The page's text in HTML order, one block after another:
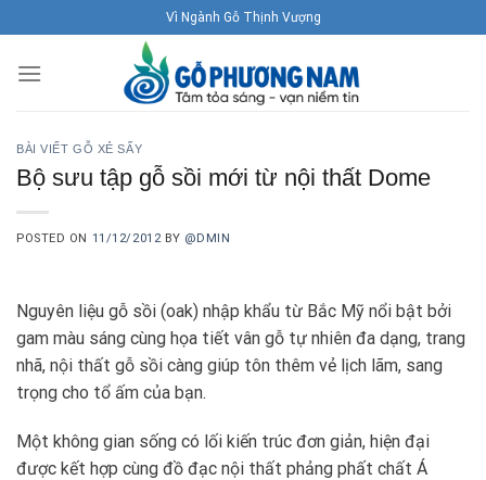
to
content
Vì Ngành Gỗ Thịnh Vượng
BÀI VIẾT GỖ XẺ SẤY
Bộ sưu tập gỗ sồi mới từ nội thất Dome
POSTED ON 11/12/2012 BY @DMIN
Nguyên liệu gỗ sồi (oak) nhập khẩu từ Bắc Mỹ nổi bật bởi
gam màu sáng cùng họa tiết vân gỗ tự nhiên đa dạng, trang
nhã, nội thất gỗ sồi càng giúp tôn thêm vẻ lịch lãm, sang
trọng cho tổ ấm của bạn.
Một không gian sống có lối kiến trúc đơn giản, hiện đại
được kết hợp cùng đồ đạc nội thất phảng phất chất Á